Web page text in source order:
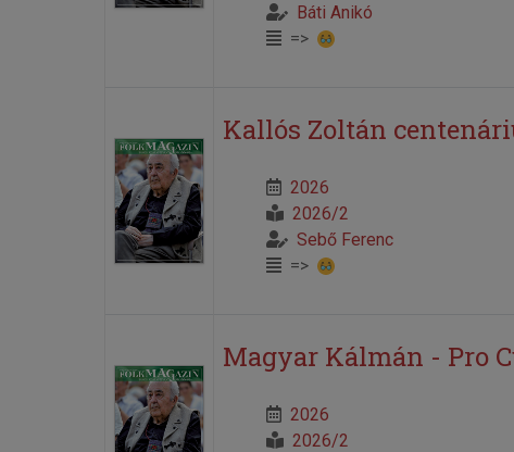
Báti Anikó
=>
Kallós Zoltán
2026
2026/2
Sebő Ferenc
=>
Magyar Kálmán - Pro
2026
2026/2